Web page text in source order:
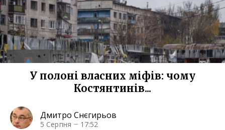
У полоні власних міфів: чому
Костянтинів...
Дмитро Снєгирьов
5 Серпня 17:52